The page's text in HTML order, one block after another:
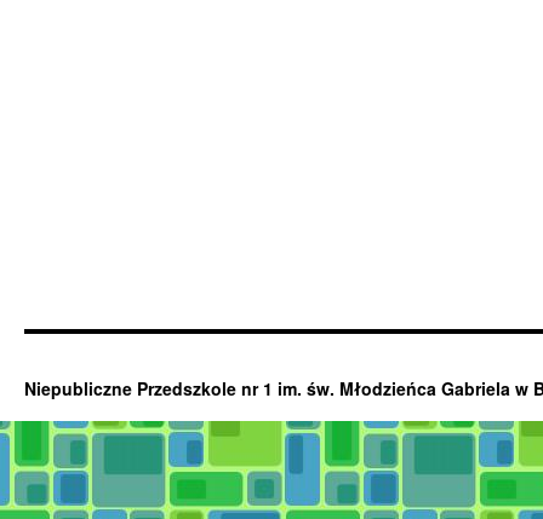
Niepubliczne Przedszkole nr 1 im. św. Młodzieńca Gabriela w